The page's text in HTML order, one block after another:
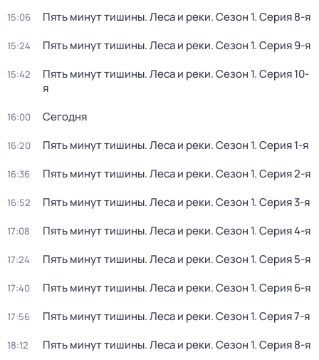
15:06 Пять минут тишины. Леса и реки. Сезон 1. Серия 8-я
15:24 Пять минут тишины. Леса и реки. Сезон 1. Серия 9-я
15:42 Пять минут тишины. Леса и реки. Сезон 1. Серия 10-
я
16:00 Сегодня
16:20 Пять минут тишины. Леса и реки. Сезон 1. Серия 1-я
16:36 Пять минут тишины. Леса и реки. Сезон 1. Серия 2-я
16:52 Пять минут тишины. Леса и реки. Сезон 1. Серия 3-я
17:08 Пять минут тишины. Леса и реки. Сезон 1. Серия 4-я
17:24 Пять минут тишины. Леса и реки. Сезон 1. Серия 5-я
17:40 Пять минут тишины. Леса и реки. Сезон 1. Серия 6-я
17:56 Пять минут тишины. Леса и реки. Сезон 1. Серия 7-я
18:12 Пять минут тишины. Леса и реки. Сезон 1. Серия 8-я